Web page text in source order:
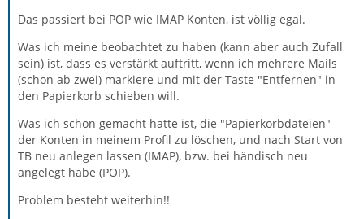
Das passiert bei POP wie IMAP Konten, ist völlig egal.
Was ich meine beobachtet zu haben (kann aber auch Zufall
sein) ist, dass es verstärkt auftritt, wenn ich mehrere Mails
(schon ab zwei) markiere und mit der Taste "Entfernen" in
den Papierkorb schieben will.
Was ich schon gemacht hatte ist, die "Papierkorbdateien"
der Konten in meinem Profil zu löschen, und nach Start von
TB neu anlegen lassen (IMAP), bzw. bei händisch neu
angelegt habe (POP).
Problem besteht weiterhin!!